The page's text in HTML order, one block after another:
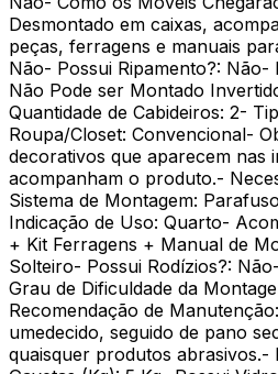
Desmontado em caixas,
peças, ferragens e manuais
Não- Possui Ripamento?: Não-
Não Pode ser Montado
Quantidade de Cabideiros: 2-
Roupa/Closet: Convencional-
decorativos que aparecem nas
acompanham o produto.-
Sistema de Montagem:
Indicação de Uso: Quarto-
+ Kit Ferragens + Manual de
Solteiro- Possui Rodízios?:
Grau de Dificuldade da
Recomendação de
umedecido, seguido de pano
quaisquer produtos abrasivos.-